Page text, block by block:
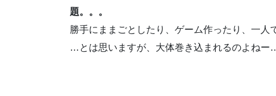
題。。。
勝手にままごとしたり、ゲーム作ったり、一人
…とは思いますが、大体巻き込まれるのよねー